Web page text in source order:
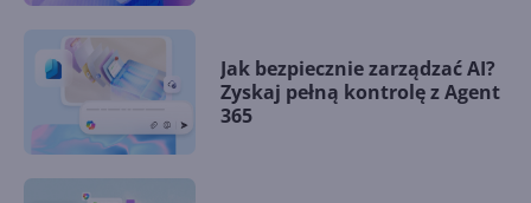
Jak bezpiecznie zarządzać AI?
Zyskaj pełną kontrolę z Agent
365